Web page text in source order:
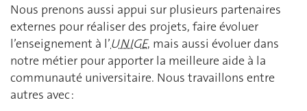
Nous prenons aussi appui sur plusieurs partenaires
externes pour réaliser des projets, faire évoluer
l’enseignement à l’UNIGE, mais aussi évoluer dans
notre métier pour apporter la meilleure aide à la
communauté universitaire. Nous travaillons entre
autres avec :